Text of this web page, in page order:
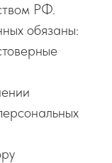
РФ.
обязаны: